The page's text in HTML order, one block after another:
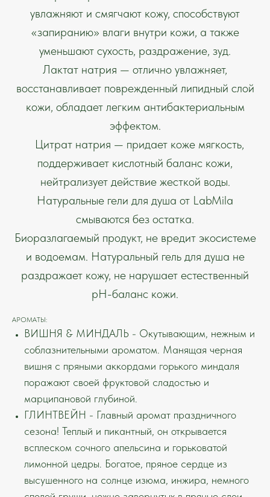
увлажняют и смягчают кожу, способствуют
«запиранию» влаги внутри кожи, а также
уменьшают сухость, раздражение, зуд.
Лактат натрия — отлично увлажняет,
восстанавливает поврежденный липидный слой
кожи, обладает легким антибактериальным
эффектом.
⠀Цитрат натрия — придает коже мягкость,
поддерживает кислотный баланс кожи,
нейтрализует действие жесткой воды.
Натуральные гели для душа от LabMila
смываются без остатка.
Биоразлагаемый продукт, не вредит экосистеме
и водоемам. Натуральный гель для душа не
раздражает кожу, не нарушает естественный
pH-баланс кожи.
АРОМАТЫ:
ВИШНЯ & МИНДАЛЬ - Окутывающим, нежным и
соблазнительными ароматом. Манящая черная
вишня с пряными аккордами горького миндаля
поражают своей фруктовой сладостью и
марципановой глубиной.
ГЛИНТВЕЙН - Главный аромат праздничного
сезона! Теплый и пикантный, он открывается
всплеском сочного апельсина и горьковатой
лимонной цедры. Богатое, пряное сердце из
высушенного на солнце изюма, инжира, немного